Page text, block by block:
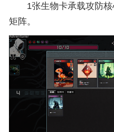
1张生物卡承载攻防
矩阵。